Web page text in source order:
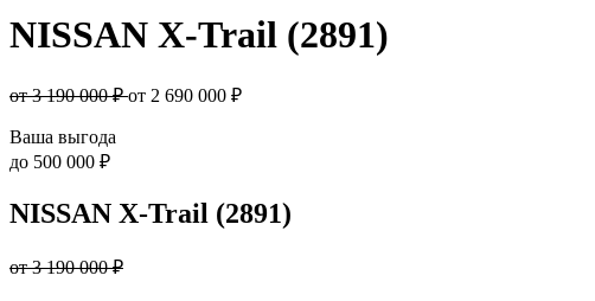
NISSAN X-Trail (2891)
от 3 190 000 ₽от 2 690 000 ₽
Ваша выгода
до 500 000 ₽
NISSAN X-Trail (2891)
от 3 190 000 ₽